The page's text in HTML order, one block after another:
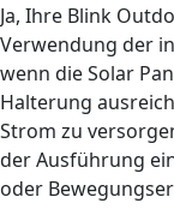
Ja, Ihre Blink
Verwendung der
wenn die Solar
Halterung
Strom zu
der Ausführung
oder